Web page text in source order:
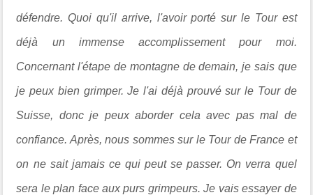
défendre. Quoi qu'il arrive, l'avoir porté sur le Tour est
déjà un immense accomplissement pour moi.
Concernant l'étape de montagne de demain, je sais que
je peux bien grimper. Je l'ai déjà prouvé sur le Tour de
Suisse, donc je peux aborder cela avec pas mal de
confiance. Après, nous sommes sur le Tour de France et
on ne sait jamais ce qui peut se passer. On verra quel
sera le plan face aux purs grimpeurs. Je vais essayer de